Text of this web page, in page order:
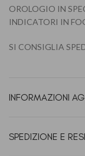
OROLOGIO IN
INDICATORI IN
SI CONSIGLIA
INFORMAZIONI
SPEDIZIONE E RESI